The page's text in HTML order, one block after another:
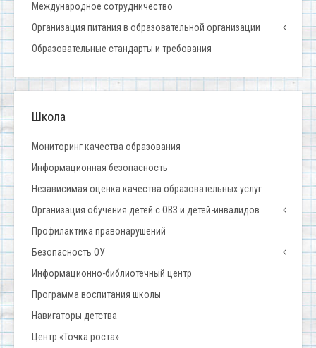
Международное сотрудничество
Организация питания в образовательной организации
Образовательные стандарты и требования
Школа
Мониторинг качества образования
Информационная безопасность
Независимая оценка качества образовательных услуг
Организация обучения детей с ОВЗ и детей-инвалидов
Профилактика правонарушений
Безопасность ОУ
Информационно-библиотечный центр
Программа воспитания школы
Навигаторы детства
Центр «Точка роста»